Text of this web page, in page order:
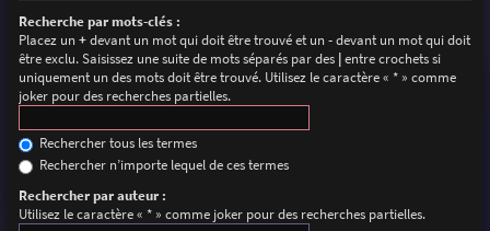
Recherche par mots-clés :
Placez un+devant un mot qui doit être trouvé et un-devant un mot qui doit
être exclu. Saisissez une suite de mots séparés par des |entre crochets si
uniquement un des mots doit être trouvé. Utilisez le caractère « * » comme
joker pour des recherches partielles.
Rechercher tous les termes
Rechercher n’importe lequel de ces termes
Rechercher par auteur :
Utilisez le caractère « * » comme joker pour des recherches partielles.